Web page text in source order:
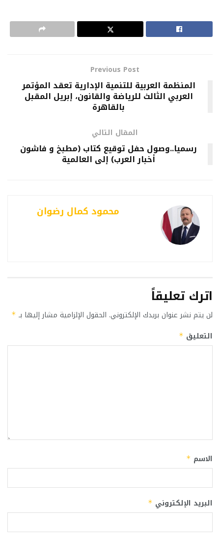
Previous Post
المنظمة العربية للتنمية الإدارية تعقد المؤتمر
العربي الثالث للرياضة والقانون، إبريل المقبل
بالقاهرة
المقال التالي
رسميا..وصول حفل توقيع كتاب (مطبخ و فاشون
أخبار العرب) إلى العالمية
محمود كمال رضوان
اترك تعليقاً
لن يتم نشر عنوان بريدك الإلكتروني. الحقول الإلزامية مشار إليها بـ *
التعليق *
الاسم *
البريد الإلكتروني *